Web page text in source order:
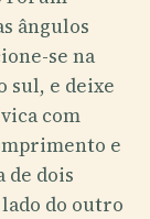
ângulos
se na
sul, e deixe
com
e
de dois
do outro